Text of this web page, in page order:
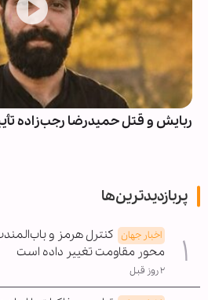
ربایش و قتل حمیدرضا رجب‌زاده
پربازدیدترین‌ها
اخبار جهان کنترل هرمز و
محور مقاومت تغییر داده است
۲ روز قبل